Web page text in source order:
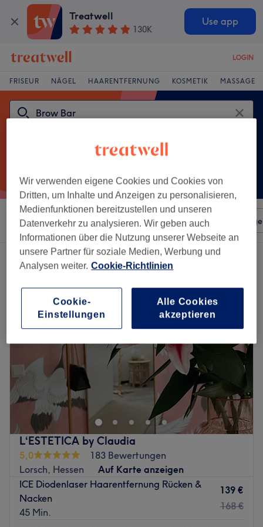
Treatwell
130K
Use app
LOGIN
FRISEUR NÄGEL HAARENTFERNUNG KOSMETIK MASSAGE
Sortieren nach Beliebiger Preis Salons
Ein Salon, der anbietet:brow bar in Lorsch, Hessen
L‘ESTETICA by Claudia
5,0
183 Bewertungen
Lorsch, Hessen
Auf Karte anzeigen
ICE Diodenlaser Haarentfernung Rücken &
Nacken
45 Min.
139 €
168 €
Wir verwenden eigene Cookies und Cookies von
Dritten, um Inhalte und Anzeigen zu personalisieren,
Medienfunktionen bereitzustellen und unseren
Datenverkehr zu analysieren. Wir geben auch
Informationen über die Nutzung unserer Webseite an
unsere Partner für soziale Medien, Werbung und
Analysen weiter. Cookie-Richtlinien
Cookie-
Einstellungen
Alle Cookies
akzeptieren